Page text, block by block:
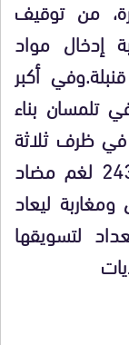
من توقيف
إدخال مواد
متفجرة تكفي لصناعة أكثر 1200 قنبلة.وفي أكبر
تلمسان بناء
في ظرف ثلاثة
أشهر حجز أكبر كمية تمثلت في 2433 لغم مضاد
ليعاد
لتسويقها